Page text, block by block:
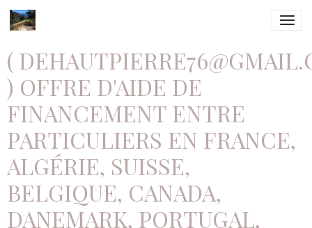
(
) OFFRE D'AIDE DE
FINANCEMENT ENTRE
PARTICULIERS EN FRANCE,
ALGÉRIE, SUISSE,
BELGIQUE, CANADA,
DANEMARK, PORTUGAL,